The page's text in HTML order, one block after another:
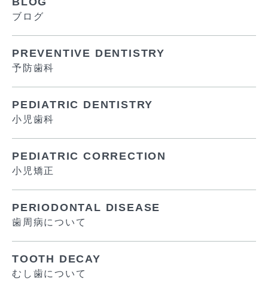
ブログ
PREVENTIVE DENTISTRY
予防歯科
PEDIATRIC DENTISTRY
小児歯科
PEDIATRIC CORRECTION
小児矯正
PERIODONTAL DISEASE
歯周病について
TOOTH DECAY
むし歯について